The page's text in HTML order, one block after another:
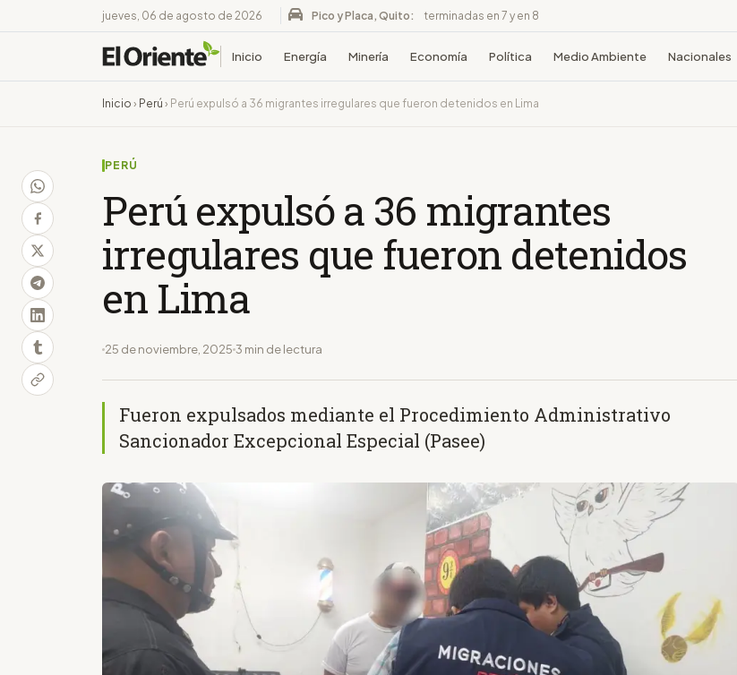
jueves, 06 de agosto de 2026 Pico y Placa, Quito: terminadas en 7 y en 8
Inicio Energía Minería Economía Política Medio Ambiente Nacionales
Inicio › Perú › Perú expulsó a 36 migrantes irregulares que fueron detenidos en Lima
PERÚ
Perú expulsó a 36 migrantes
irregulares que fueron detenidos
en Lima
25 de noviembre, 2025 3 min de lectura
Fueron expulsados mediante el Procedimiento Administrativo
Sancionador Excepcional Especial (Pasee)